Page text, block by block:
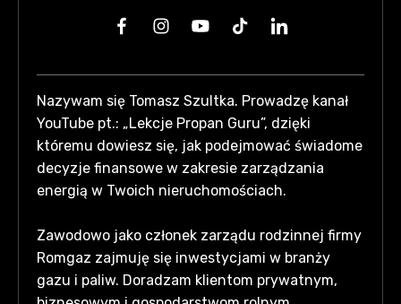
Nazywam się Tomasz Szultka. Prowadzę kanał
YouTube pt.: „Lekcje Propan Guru”, dzięki
któremu dowiesz się, jak podejmować świadome
decyzje finansowe w zakresie zarządzania
energią w Twoich nieruchomościach.
Zawodowo jako członek zarządu rodzinnej firmy
Romgaz zajmuję się inwestycjami w branży
gazu i paliw. Doradzam klientom prywatnym,